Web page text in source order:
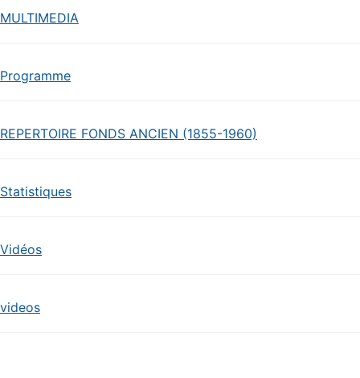
MULTIMEDIA
Programme
REPERTOIRE FONDS ANCIEN (1855-1960)
Statistiques
Vidéos
videos